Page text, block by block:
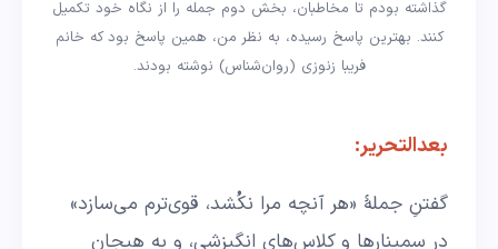
گذاشته بودم تا مخاطبان، بخش دوم جمله را از نگاه خود تکمیل
کنند. بهترین پاسخ رسیده، به نظر من، همین پاسخ بود که خانم
فریبا زنوزی (روان‌شناس) نوشته بودند.
بعدالتحریر:
گفتنِ جملهٔ «هر آنچه مرا نکُشد، قوی‌ترم می‌سازد»
در سمینارها و کلاس‌های انگیزشی، و به هیجان